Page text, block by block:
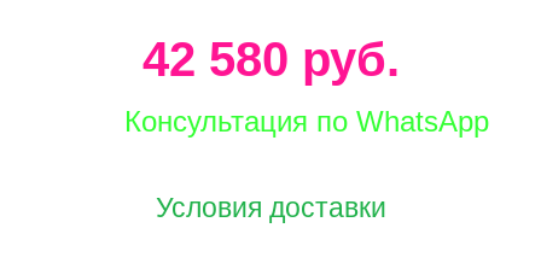
42 580 руб.
Консультация по WhatsApp
Условия доставки